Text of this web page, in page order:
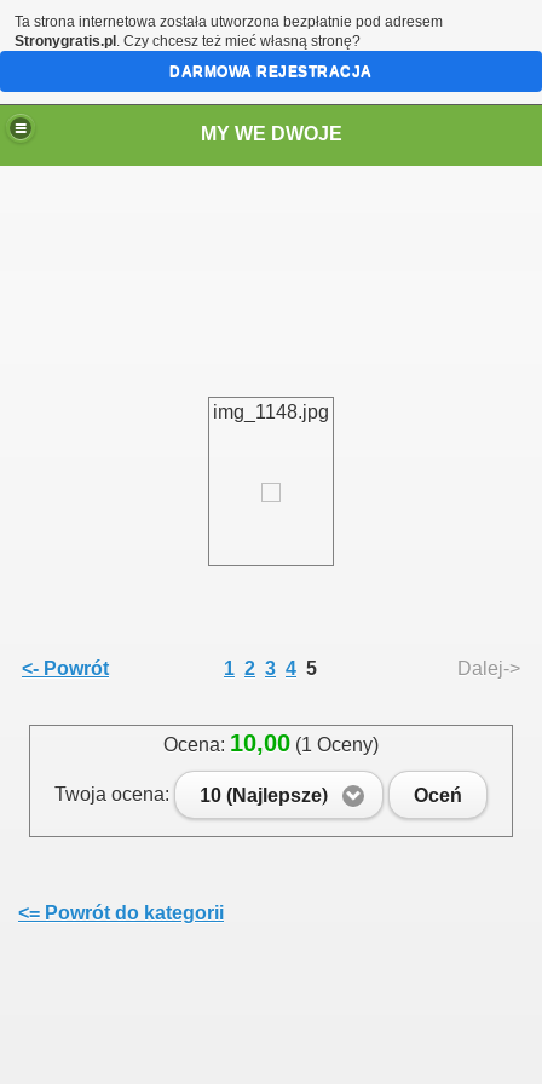
MY WE DWOJE
img_1148.jpg
<- Powrót 1 2 3 4 5 Dalej->
Ocena: 10,00 (1 Oceny)
Twoja ocena: 10 (Najlepsze) Oceń
<= Powrót do kategorii
Ta strona internetowa została utworzona bezpłatnie pod adresem
Stronygratis.pl . Czy chcesz też mieć własną stronę?
DARMOWA REJESTRACJA